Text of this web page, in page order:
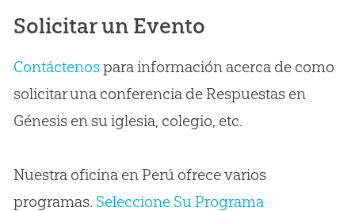
Solicitar un Evento
Contáctenospara información acerca de como
solicitar una conferencia de Respuestas en
Génesis en su iglesia, colegio, etc.
Nuestra oficina en Perú ofrece varios
programas. Seleccione Su Programa